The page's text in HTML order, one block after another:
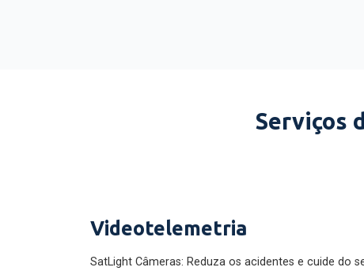
Serviços
Videotelemetria
SatLight Câmeras: Reduza os acidentes e cuide do